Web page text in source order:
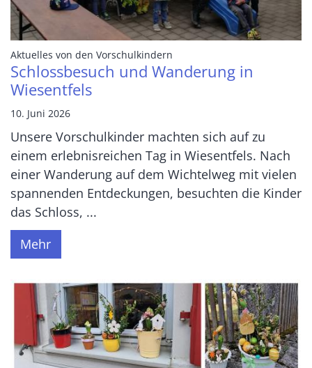
Aktuelles von den Vorschulkindern
Schlossbesuch und Wanderung in
Wiesentfels
10. Juni 2026
Unsere Vorschulkinder machten sich auf zu
einem erlebnisreichen Tag in Wiesentfels. Nach
einer Wanderung auf dem Wichtelweg mit vielen
spannenden Entdeckungen, besuchten die Kinder
das Schloss, ...
Mehr